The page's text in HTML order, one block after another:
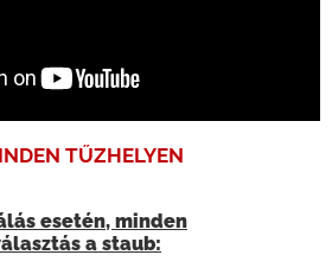
TŰZHELYEN
esetén, minden
a staub: